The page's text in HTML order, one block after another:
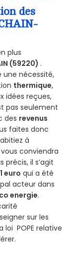
des
plus
(59220) .
une nécessité,
thermique,
idées reçues,
pas seulement
des revenus
faites donc
à
conviendra
précis, il s’agit
euro qui a été
acteur dans
energie.
sur les
loi POPE relative